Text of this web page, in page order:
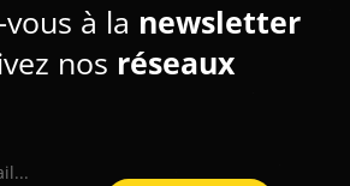
à la newsletter
nos réseaux